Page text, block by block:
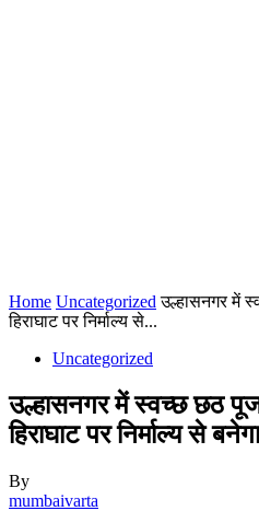
Home Uncategorized उल्हासनगर में
हिराघाट पर निर्माल्य से...
Uncategorized
उल्हासनगर में स्वच्छ छठ
हिराघाट पर निर्माल्य से
By
mumbaivarta